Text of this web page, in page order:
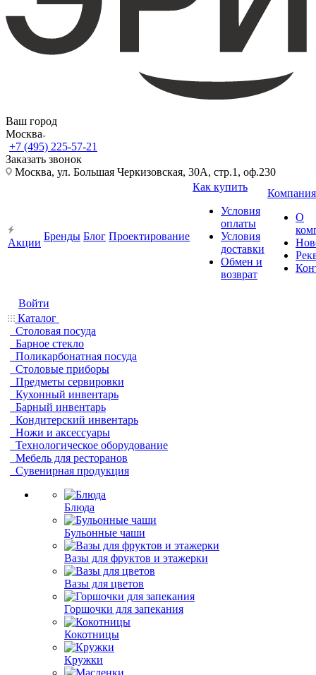
Ваш город
Москва
+7 (495) 225-57-21
Заказать звонок
Москва, ул. Большая Черкизовская, 30А, стр.1, оф.230
Акции
Бренды Блог Проектирование
Как купить
Условия
оплаты
Условия
доставки
Обмен и
возврат
Компания
О
Войти
Каталог
Столовая посуда
Барное стекло
Поликарбонатная посуда
Столовые приборы
Предметы сервировки
Кухонный инвентарь
Барный инвентарь
Кондитерский инвентарь
Ножи и аксессуары
Технологическое оборудование
Мебель для ресторанов
Сувенирная продукция
Блюда
Бульонные чаши
Вазы для фруктов и этажерки
Вазы для цветов
Горшочки для запекания
Кокотницы
Кружки